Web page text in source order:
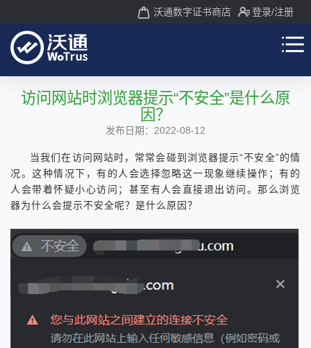
沃通数字证书商店 登录/注册
访问网站时浏览器提示“不安全”是什么原
因？
发布日期：2022-08-12
当我们在访问网站时，常常会碰到浏览器提示“不安全”的情
况。这种情况下，有的人会选择忽略这一现象继续操作；有的
人会带着怀疑小心访问；甚至有人会直接退出访问。那么浏览
器为什么会提示不安全呢？是什么原因？